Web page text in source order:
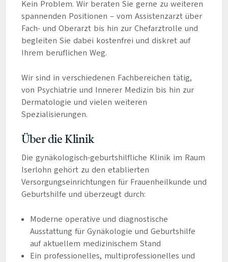
Kein Problem. Wir beraten Sie gerne zu weiteren
spannenden Positionen – vom Assistenzarzt über
Fach- und Oberarzt bis hin zur Chefarztrolle und
begleiten Sie dabei kostenfrei und diskret auf
Ihrem beruflichen Weg.
Wir sind in verschiedenen Fachbereichen tätig,
von Psychiatrie und Innerer Medizin bis hin zur
Dermatologie und vielen weiteren
Spezialisierungen.
Über die Klinik
Die gynäkologisch-geburtshilfliche Klinik im Raum
Iserlohn gehört zu den etablierten
Versorgungseinrichtungen für Frauenheilkunde und
Geburtshilfe und überzeugt durch:
Moderne operative und diagnostische
Ausstattung für Gynäkologie und Geburtshilfe
auf aktuellem medizinischem Stand
Ein professionelles, multiprofessionelles und